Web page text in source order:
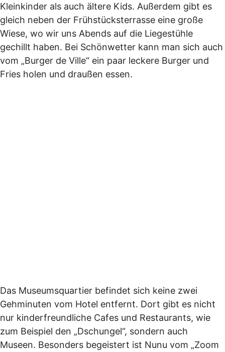
Kleinkinder als auch ältere Kids. Außerdem gibt es
gleich neben der Frühstücksterrasse eine große
Wiese, wo wir uns Abends auf die Liegestühle
gechillt haben. Bei Schönwetter kann man sich auch
vom „Burger de Ville“ ein paar leckere Burger und
Fries holen und draußen essen.
Das Museumsquartier befindet sich keine zwei
Gehminuten vom Hotel entfernt. Dort gibt es nicht
nur kinderfreundliche Cafes und Restaurants, wie
zum Beispiel den „Dschungel“, sondern auch
Museen. Besonders begeistert ist Nunu vom „Zoom